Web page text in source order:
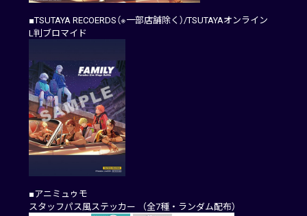
■TSUTAYA RECOERDS（※一部店舗除く）/TSUTAYAオンライン
L判ブロマイド
■アニミュゥモ
スタッフパス風ステッカー （全7種・ランダム配布）